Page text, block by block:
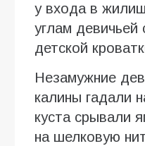
у входа в
углам девичьей
детской
Незамужние
калины гадали
куста срывали
на шелковую